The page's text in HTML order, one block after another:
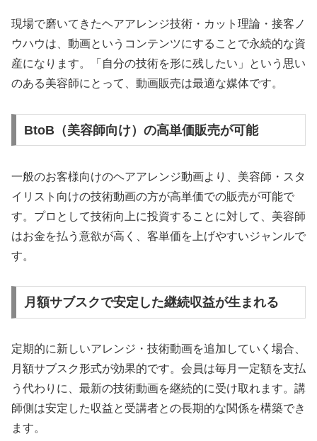
現場で磨いてきたヘアアレンジ技術・カット理論・接客ノ
ウハウは、動画というコンテンツにすることで永続的な資
産になります。「自分の技術を形に残したい」という思い
のある美容師にとって、動画販売は最適な媒体です。
BtoB（美容師向け）の高単価販売が可能
一般のお客様向けのヘアアレンジ動画より、美容師・スタ
イリスト向けの技術動画の方が高単価での販売が可能で
す。プロとして技術向上に投資することに対して、美容師
はお金を払う意欲が高く、客単価を上げやすいジャンルで
す。
月額サブスクで安定した継続収益が生まれる
定期的に新しいアレンジ・技術動画を追加していく場合、
月額サブスク形式が効果的です。会員は毎月一定額を支払
う代わりに、最新の技術動画を継続的に受け取れます。講
師側は安定した収益と受講者との長期的な関係を構築でき
ます。